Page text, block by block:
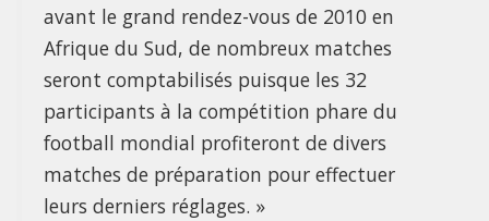
avant le grand rendez-vous de 2010 en
Afrique du Sud, de nombreux matches
seront comptabilisés puisque les 32
participants à la compétition phare du
football mondial profiteront de divers
matches de préparation pour effectuer
leurs derniers réglages. »